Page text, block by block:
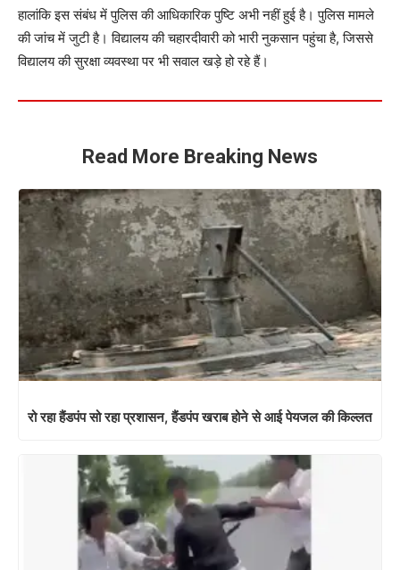
हालांकि इस संबंध में पुलिस की आधिकारिक पुष्टि अभी नहीं हुई है। पुलिस मामले
की जांच में जुटी है। विद्यालय की चहारदीवारी को भारी नुकसान पहुंचा है, जिससे
विद्यालय की सुरक्षा व्यवस्था पर भी सवाल खड़े हो रहे हैं।
Read More Breaking News
रो रहा हैंडपंप सो रहा प्रशासन, हैंडपंप खराब होने से आई पेयजल की किल्लत